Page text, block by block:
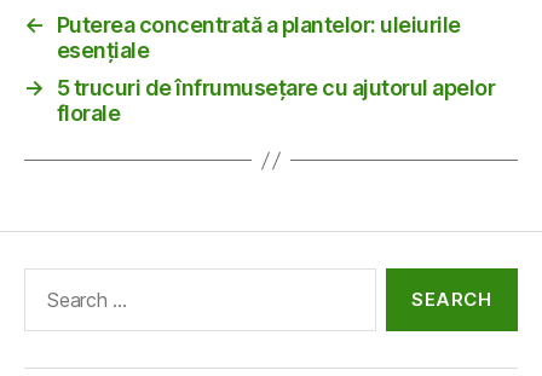
←
Puterea concentrată a plantelor: uleiurile
esențiale
→
5 trucuri de înfrumusețare cu ajutorul apelor
florale